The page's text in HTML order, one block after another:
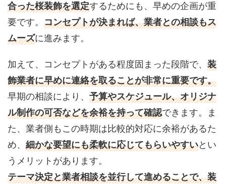
合った桜装飾を選定するためにも、早めの企画が重
要です。 コンセプトが決まれば、業者との相談もス
ムーズに進みます。
加えて、コンセプトがある程度固まった段階で、 装
飾業者に早めに連絡を取ることが非常に重要です。
早期の相談により、 予算やスケジュール、オリジナ
ル制作の可否などを余裕を持って確認できます。ま
た、業者側もこの時期は比較的対応に余裕があるた
め、 細かな要望にも柔軟に応じてもらいやすいとい
うメリットがあります。
テーマ決定と業者相談を並行して進めることで、装